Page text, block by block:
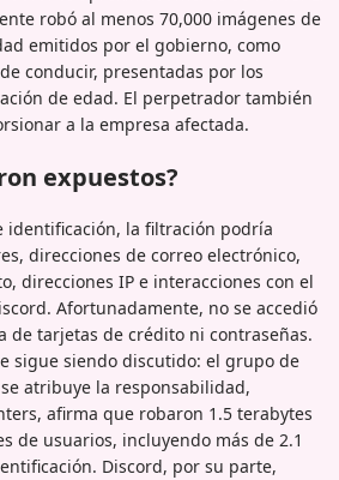
robó al menos 70,000 imágenes de
emitidos por el gobierno, como
conducir, presentadas por los
de edad. El perpetrador también
a la empresa afectada.
expuestos?
identificación, la filtración podría
direcciones de correo electrónico,
direcciones IP e interacciones con el
Afortunadamente, no se accedió
de tarjetas de crédito ni contraseñas.
sigue siendo discutido: el grupo de
atribuye la responsabilidad,
afirma que robaron 1.5 terabytes
de usuarios, incluyendo más de 2.1
Discord, por su parte,